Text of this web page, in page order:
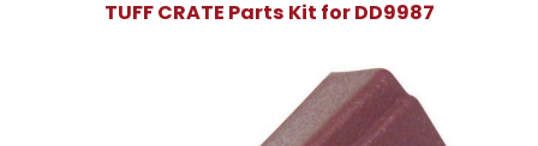
TUFF CRATE Parts Kit for DD9987